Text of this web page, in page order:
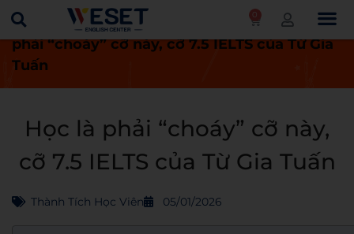
0
Trang chủ Thành tích học viên
Học là
phải “choáy” cỡ này, cỡ 7.5 IELTS của Từ Gia
Tuấn
Học là phải “choáy” cỡ này,
cỡ 7.5 IELTS của Từ Gia Tuấn
Thành Tích Học Viên 05/01/2026